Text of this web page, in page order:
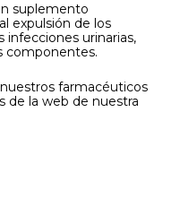
suplemento
expulsión de los
infecciones urinarias,
componentes.
farmacéuticos
de la web de nuestra